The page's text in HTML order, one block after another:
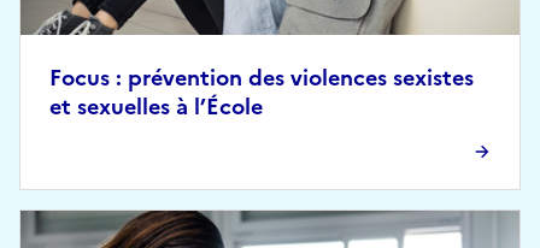
Focus : prévention des violences sexistes
et sexuelles à l’École